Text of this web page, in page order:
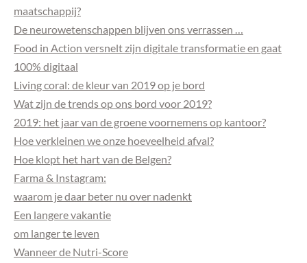
maatschappij?
De neurowetenschappen blijven ons verrassen …
Food in Action versnelt zijn digitale transformatie en gaat
100% digitaal
Living coral: de kleur van 2019 op je bord
Wat zijn de trends op ons bord voor 2019?
2019: het jaar van de groene voornemens op kantoor?
Hoe verkleinen we onze hoeveelheid afval?
Hoe klopt het hart van de Belgen?
Farma & Instagram:
waarom je daar beter nu over nadenkt
Een langere vakantie
om langer te leven
Wanneer de Nutri-Score